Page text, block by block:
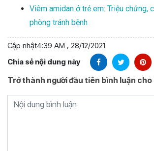
Viêm amidan ở trẻ em: Triệu chứng,
phòng tránh bệnh
Cập nhật4:39 AM , 28/12/2021
Chia sẻ nội dung này
Trở thành người đầu tiên bình luận